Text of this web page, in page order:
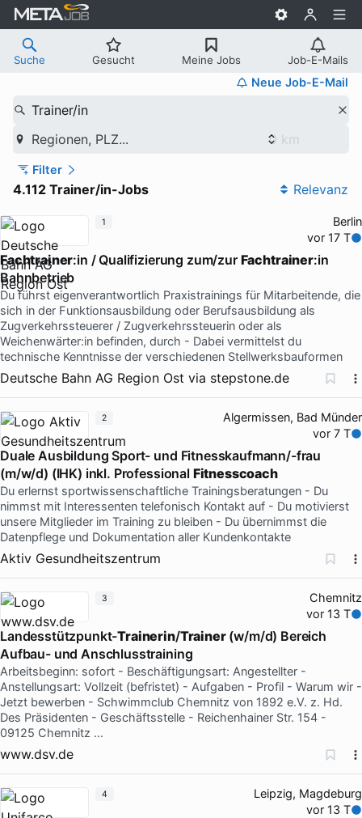
Suche Gesucht Meine Jobs Job-E-Mails
Neue Job-E-Mail
Trainer/in
Regionen, PLZ...
Filter
4.112 Trainer/in-Jobs Relevanz
Berlin
vor 17 T
Fachtrainer:in / Qualifizierung zum/zur Fachtrainer:in
Bahnbetrieb
Du führst eigenverantwortlich Praxistrainings für Mitarbeitende, die
sich in der Funktionsausbildung oder Berufsausbildung als
Zugverkehrssteuerer / Zugverkehrssteuerin oder als
Weichenwärter:in befinden, durch - Dabei vermittelst du
technische Kenntnisse der verschiedenen Stellwerksbauformen
Deutsche Bahn AG Region Ost via stepstone.de
1
Algermissen, Bad Münder
vor 7 T
Duale Ausbildung Sport- und Fitnesskaufmann/-frau
(m/w/d) (IHK) inkl. Professional Fitnesscoach
Du erlernst sportwissenschaftliche Trainingsberatungen - Du
nimmst mit Interessenten telefonisch Kontakt auf - Du motivierst
unsere Mitglieder im Training zu bleiben - Du übernimmst die
Datenpflege und Dokumentation aller Kundenkontakte
Aktiv Gesundheitszentrum
2
Chemnitz
vor 13 T
Landesstützpunkt-Trainerin/Trainer(w/m/d) Bereich
Aufbau- und Anschlusstraining
Arbeitsbeginn: sofort - Beschäftigungsart: Angestellter -
Anstellungsart: Vollzeit (befristet) - Aufgaben - Profil - Warum wir -
Jetzt bewerben - Schwimmclub Chemnitz von 1892 e.V. z. Hd.
Des Präsidenten - Geschäftsstelle - Reichenhainer Str. 154 -
09125 Chemnitz ...
www.dsv.de
3
Leipzig, Magdeburg
vor 13 T
4